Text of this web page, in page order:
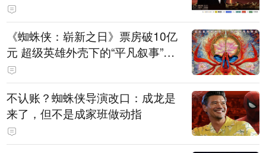
《蜘蛛侠：崭新之日》票房破10亿
元 超级英雄外壳下的“平凡叙事”打
动人心
不认账？蜘蛛侠导演改口：成龙是
来了，但不是成家班做动指